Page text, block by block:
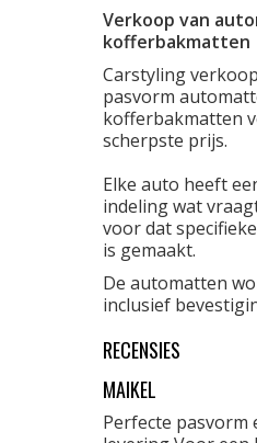
Verkoop van
kofferbakmatten
Carstyling
pasvorm
kofferbakmatten
scherpste prijs.
Elke auto heeft
indeling wat
voor dat
is gemaakt.
De automatten
inclusief
RECENSIES
MAIKEL
Perfecte pasvorm